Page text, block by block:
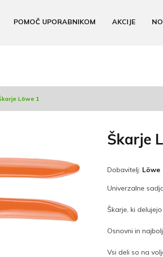
POMOČ UPORABNIKOM AKCIJE
Löwe 1
Škarje
Dobavitelj: Löwe
Univerzalne
Škarje, ki
Osnovni in
Vsi deli so na